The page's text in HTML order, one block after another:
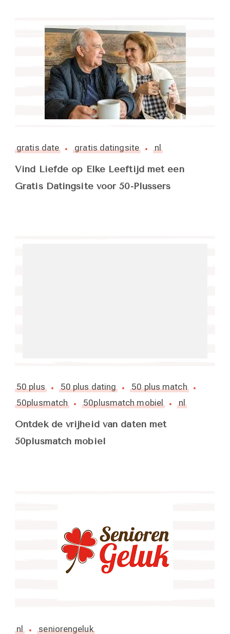
gratis date gratis datingsite nl
Vind Liefde op Elke Leeftijd met een
Gratis Datingsite voor 50-Plussers
50 plus 50 plus dating
50 plus match
50plusmatch
50plusmatch mobiel nl
Ontdek de vrijheid van daten met
50plusmatch mobiel
nl seniorengeluk